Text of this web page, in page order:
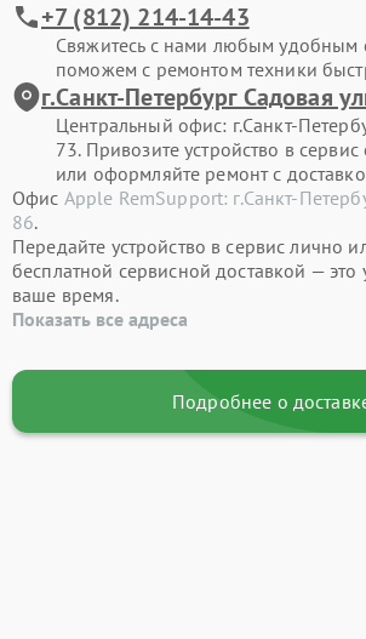
+7 (812) 214-14-43
Свяжитесь с нами любым удобным
поможем с ремонтом техники
г.Санкт-Петербург Садовая
Центральный офис: г.Санкт-
73. Привозите устройство в сервис
или оформляйте ремонт с
Офис Apple RemSupport: г.Санкт-
86.
Передайте устройство в сервис лично
бесплатной сервисной доставкой —
ваше время.
Показать все адреса
Подробнее о